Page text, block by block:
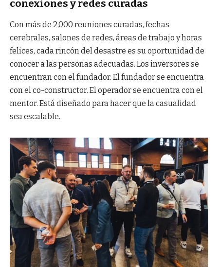
conexiones y redes curadas
Con más de 2,000 reuniones curadas, fechas
cerebrales, salones de redes, áreas de trabajo y horas
felices, cada rincón del desastre es su oportunidad de
conocer a las personas adecuadas. Los inversores se
encuentran con el fundador. El fundador se encuentra
con el co-constructor. El operador se encuentra con el
mentor. Está diseñado para hacer que la casualidad
sea escalable.